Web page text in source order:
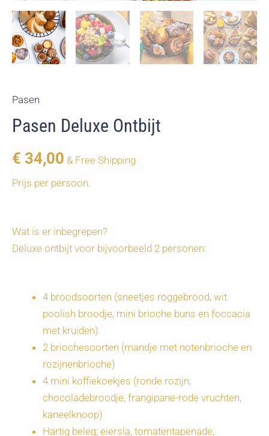
Pasen
Pasen Deluxe Ontbijt
€ 34,00 & Free Shipping
Prijs per persoon.
Wat is er inbegrepen?
Deluxe ontbijt voor bijvoorbeeld 2 personen:
4 broodsoorten (sneetjes roggebrood, wit
poolish broodje, mini brioche buns en foccacia
met kruiden)
2 briochesoorten (mandje met notenbrioche en
rozijnenbrioche)
4 mini koffiekoekjes (ronde rozijn,
chocoladebroodje, frangipane-rode vruchten,
kaneelknoop)
Hartig beleg; eiersla, tomatentapenade,